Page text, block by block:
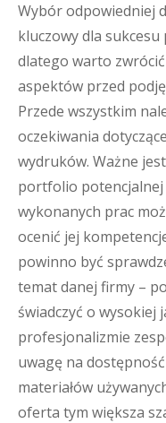
Wybór odpowiedniej
kluczowy dla
dlatego warto
aspektów przed
Przede wszystkim
oczekiwania
wydruków. Ważne
portfolio potencjalnej
wykonanych prac
ocenić jej
powinno być
temat danej firmy –
świadczyć o wysokiej
profesjonalizmie
uwagę na
materiałów
oferta tym większa